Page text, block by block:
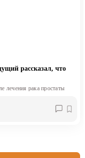
рассказал, что
лечения рака простаты